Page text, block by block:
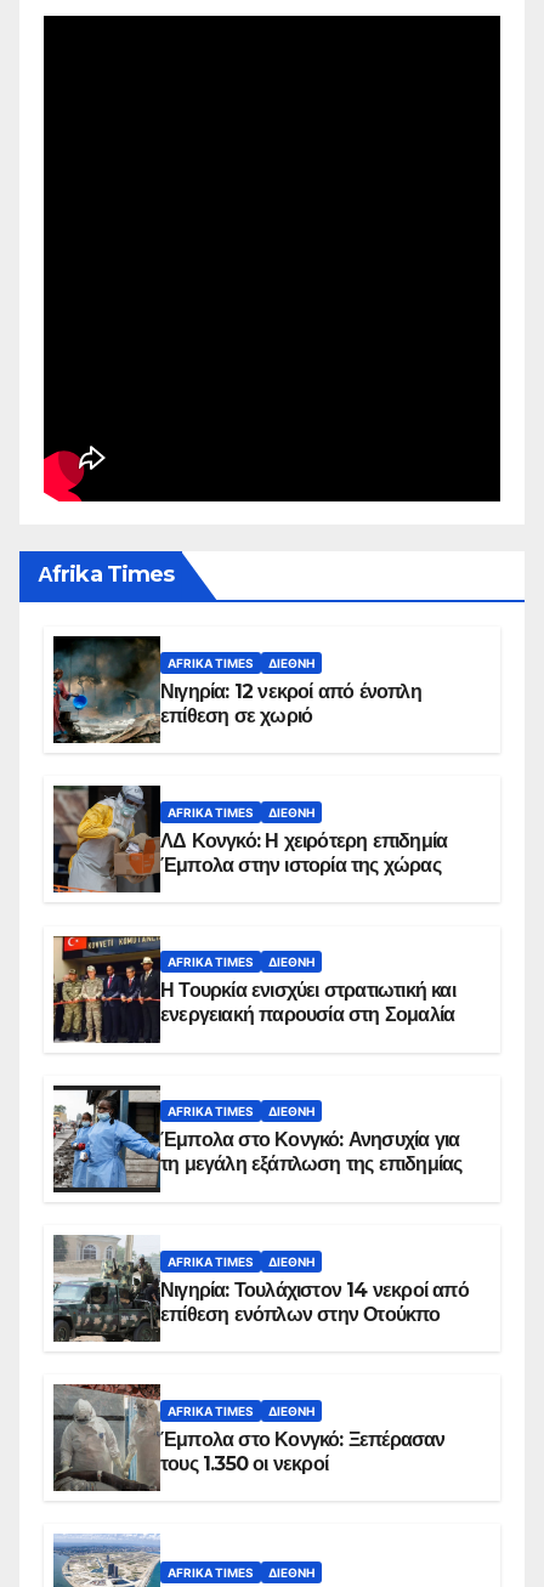
Αfrika Times
AFRIKA TIMES ΔΙΕΘΝΉ
Νιγηρία: 12 νεκροί από ένοπλη
επίθεση σε χωριό
AFRIKA TIMES ΔΙΕΘΝΉ
ΛΔ Κονγκό: Η χειρότερη επιδημία
Έμπολα στην ιστορία της χώρας
AFRIKA TIMES ΔΙΕΘΝΉ
Η Τουρκία ενισχύει στρατιωτική και
ενεργειακή παρουσία στη Σομαλία
AFRIKA TIMES ΔΙΕΘΝΉ
Έμπολα στο Κονγκό: Ανησυχία για
τη μεγάλη εξάπλωση της επιδημίας
AFRIKA TIMES ΔΙΕΘΝΉ
Νιγηρία: Τουλάχιστον 14 νεκροί από
επίθεση ενόπλων στην Οτούκπο
AFRIKA TIMES ΔΙΕΘΝΉ
Έμπολα στο Κονγκό: Ξεπέρασαν
τους 1.350 οι νεκροί
AFRIKA TIMES ΔΙΕΘΝΉ